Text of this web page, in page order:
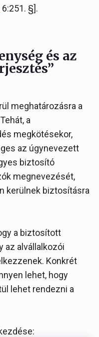
6:251. §].
és az
meghatározásra a
a
megkötésekor,
az úgynevezett
biztosító
megnevezését,
kerülnek biztosításra
a biztosított
az alvállalkozói
Konkrét
lehet, hogy
lehet rendezni a